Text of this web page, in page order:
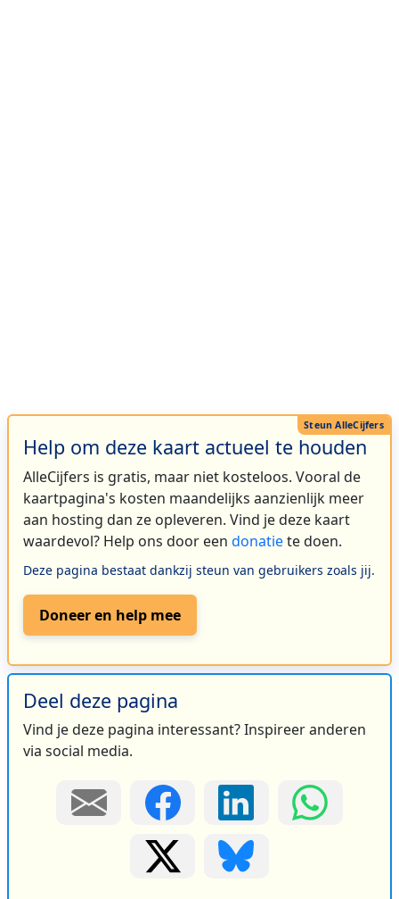
Help om deze kaart actueel te houden
AlleCijfers is gratis, maar niet kosteloos. Vooral de
kaartpagina's kosten maandelijks aanzienlijk meer
aan hosting dan ze opleveren. Vind je deze kaart
waardevol? Help ons door een donatiete doen.
Deze pagina bestaat dankzij steun van gebruikers zoals jij.
Doneer en help mee
Deel deze pagina
Vind je deze pagina interessant? Inspireer anderen
via social media.